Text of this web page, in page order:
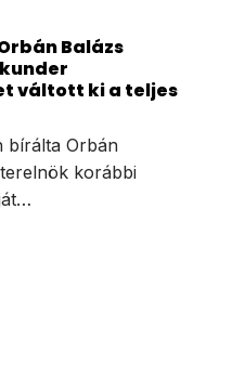
Balázs
váltott ki a teljes
bírálta Orbán
korábbi